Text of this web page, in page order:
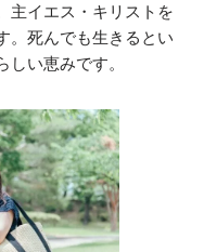
主イエス・キリストを
。死んでも生きるとい
い恵みです。